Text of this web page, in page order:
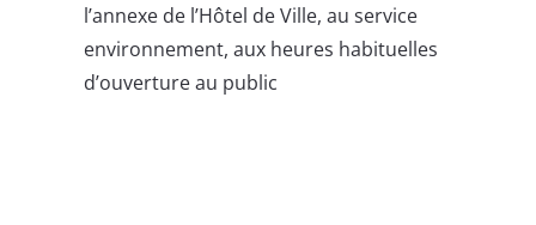
l’annexe de l’Hôtel de Ville, au service
environnement, aux heures habituelles
d’ouverture au public